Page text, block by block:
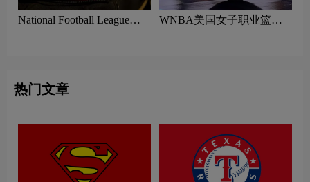
National Football League美
WNBA美国女子职业篮球
热门文章